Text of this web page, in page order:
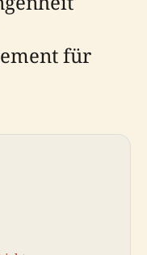
für